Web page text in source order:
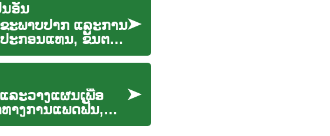
ອັນ
ພາບປາກ ແລະການ
ະກອນແທນ, ຂັ້ນຕອນ
ະວາງແຜນເພື່ອ
າງການແພດຟັນ,